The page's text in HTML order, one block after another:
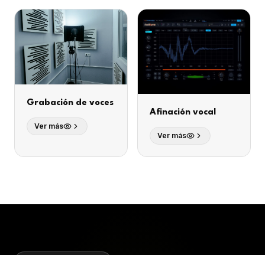
Grabación de voces
Ver más
Afinación vocal
Ver más